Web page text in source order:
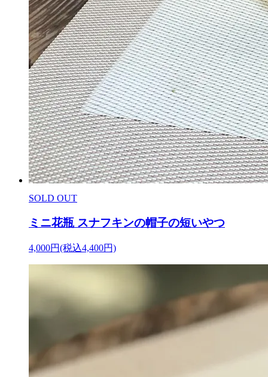
SOLD OUT
ミニ花瓶 スナフキンの帽子の短いやつ
4,000円(税込4,400円)